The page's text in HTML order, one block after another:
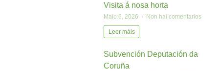
Visita á nosa horta
Maio 6, 2026 Non hai comentarios
Leer máis
Subvención Deputación da
Coruña